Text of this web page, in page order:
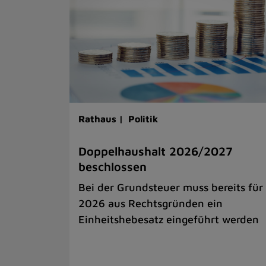
Rathaus | Politik
Doppelhaushalt 2026/2027
beschlossen
Bei der Grundsteuer muss bereits für
2026 aus Rechtsgründen ein
Einheitshebesatz eingeführt werden